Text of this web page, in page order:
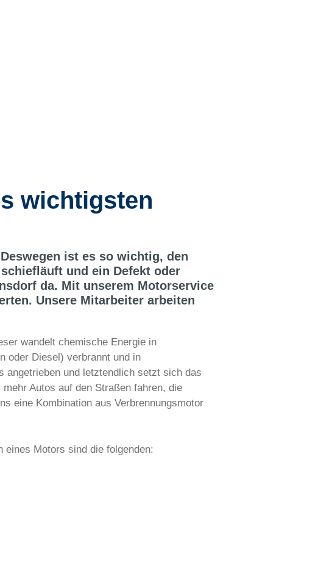
wichtigsten
ist es so wichtig, den
und ein Defekt oder
da. Mit unserem Motorservice
Unsere Mitarbeiter arbeiten
wandelt chemische Energie in
oder Diesel) verbrannt und in
angetrieben und letztendlich setzt sich das
Autos auf den Straßen fahren, die
eine Kombination aus Verbrennungsmotor
eines Motors sind die folgenden: